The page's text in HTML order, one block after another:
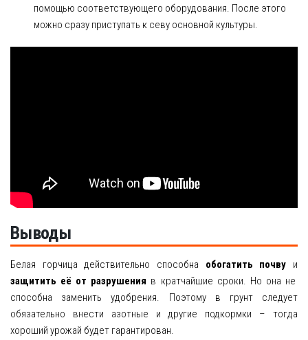
помощью соответствующего оборудования. После этого
можно сразу приступать к севу основной культуры.
Выводы
Белая горчица действительно способна обогатить почву и
защитить её от разрушения в кратчайшие сроки. Но она не
способна заменить удобрения. Поэтому в грунт следует
обязательно внести азотные и другие подкормки – тогда
хороший урожай будет гарантирован.